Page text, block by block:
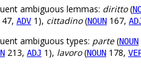
ambiguous lemmas: diritto(
ADV 1), cittadino(NOUN 167,
ambiguous types: parte(NOUN
213, ADJ 1), lavoro(NOUN 178,